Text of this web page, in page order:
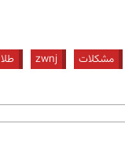
مشکلات zwnj طلا